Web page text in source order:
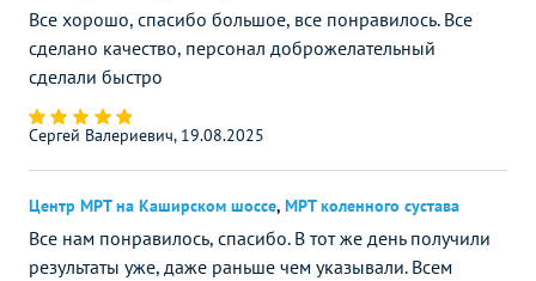
Все хорошо, спасибо большое, все понравилось. Все
сделано качество, персонал доброжелательный
сделали быстро
Сергей Валериевич, 19.08.2025
Центр МРТ на Каширском шоссе, МРТ коленного сустава
Все нам понравилось, спасибо. В тот же день получили
результаты уже, даже раньше чем указывали. Всем